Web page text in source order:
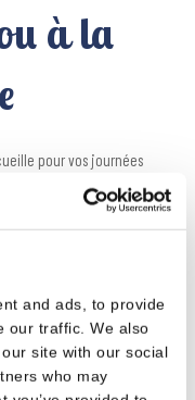
and ads, to provide
our traffic. We also
site with our social
who may
à la
pour vos journées
installations modernes et
professionnels.
aux besoins des
building variées . Le
la cohésion d'équipe